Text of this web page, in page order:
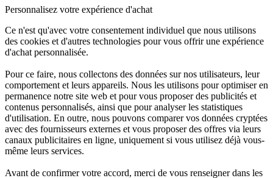
Personnalisez votre expérience d'achat
Ce n'est qu'avec votre consentement individuel que nous utilisons
des cookies et d'autres technologies pour vous offrir une expérience
d'achat personnalisée.
Pour ce faire, nous collectons des données sur nos utilisateurs, leur
comportement et leurs appareils. Nous les utilisons pour optimiser en
permanence notre site web et pour vous proposer des publicités et
contenus personnalisés, ainsi que pour analyser les statistiques
d'utilisation. En outre, nous pouvons comparer vos données cryptées
avec des fournisseurs externes et vous proposer des offres via leurs
canaux publicitaires en ligne, uniquement si vous utilisez déjà vous-
même leurs services.
Avant de confirmer votre accord, merci de vous renseigner dans les